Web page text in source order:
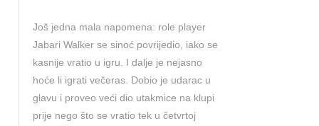
Još jedna mala napomena: role player
Jabari Walker se sinoć povrijedio, iako se
kasnije vratio u igru. I dalje je nejasno
hoće li igrati večeras. Dobio je udarac u
glavu i proveo veći dio utakmice na klupi
prije nego što se vratio tek u četvrtoj